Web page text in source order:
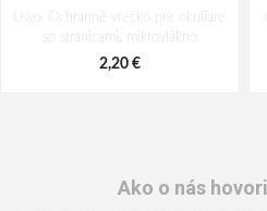
Uvex Ochranné vrecko pre okuliare
so stranicami, mikrovlákno
2,20 €
Ako o nás